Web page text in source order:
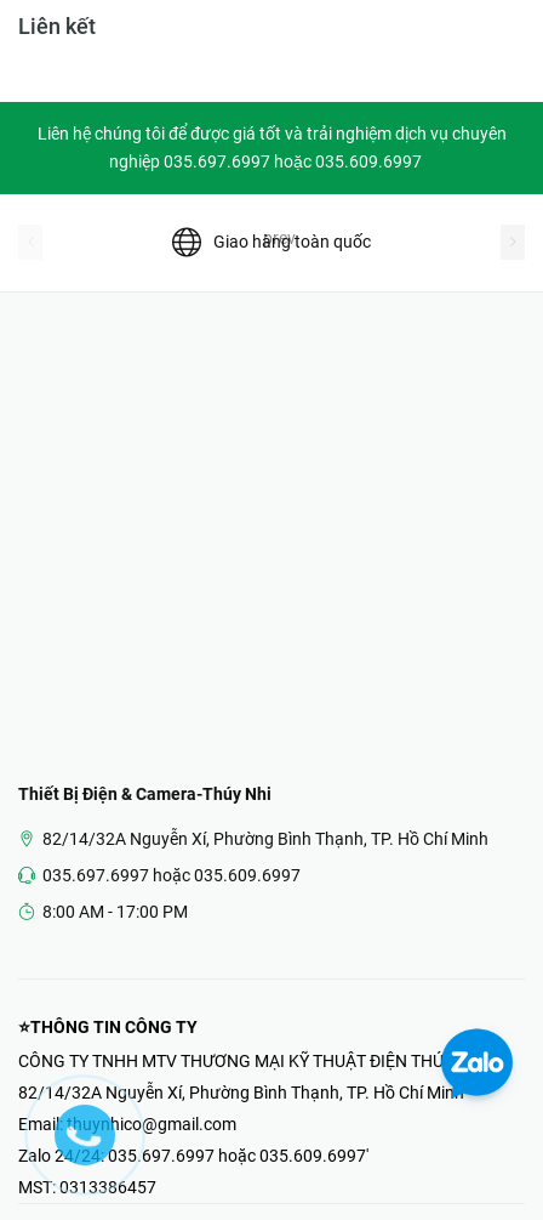
Liên kết
Liên hệ chúng tôi để được giá tốt và trải nghiệm dịch vụ chuyên
nghiệp 035.697.6997 hoặc 035.609.6997
Giao hàng toàn quốc
prev
Thiết Bị Điện & Camera-Thúy Nhi
82/14/32A Nguyễn Xí, Phường Bình Thạnh, TP. Hồ Chí Minh
035.697.6997 hoặc 035.609.6997
8:00 AM - 17:00 PM
⭐THÔNG TIN CÔNG TY
CÔNG TY TNHH MTV THƯƠNG MẠI KỸ THUẬT ĐIỆN THÚY NHI
82/14/32A Nguyễn Xí, Phường Bình Thạnh, TP. Hồ Chí Minh
Email: thuynhico@gmail.com
Zalo 24/24:035.697.6997 hoặc 035.609.6997'
MST:0313386457